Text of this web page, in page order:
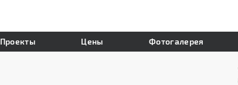
Проекты Цены Фотогалерея